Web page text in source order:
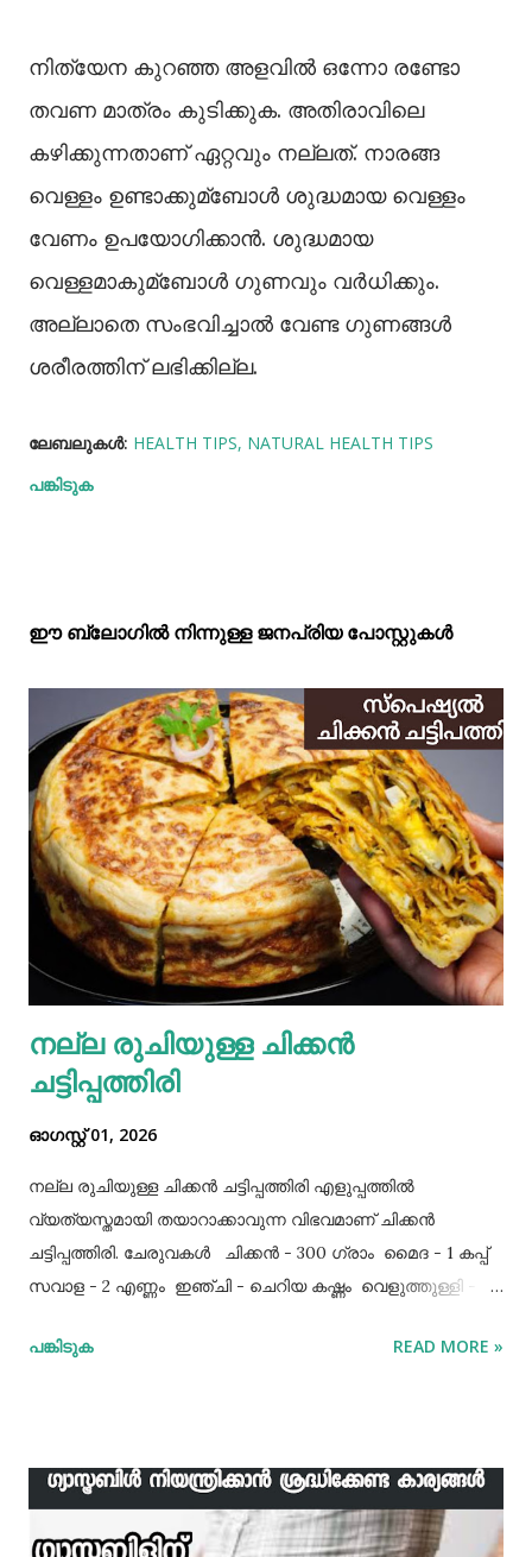
നിത്യേന കുറഞ്ഞ അളവിൽ ഒന്നോ രണ്ടോ
തവണ മാത്രം കുടിക്കുക. അതിരാവിലെ
കഴിക്കുന്നതാണ് ഏറ്റവും നല്ലത്. നാരങ്ങ
വെള്ളം ഉണ്ടാക്കുമ്ബോള്‍ ശുദ്ധമായ വെള്ളം
വേണം ഉപയോഗിക്കാന്‍. ശുദ്ധമായ
വെള്ളമാകുമ്ബോള്‍ ഗുണവും വര്‍ധിക്കും.
അല്ലാതെ സംഭവിച്ചാല്‍ വേണ്ട ഗുണങ്ങള്‍
ശരീരത്തിന് ലഭിക്കില്ല.
ലേബലുകള്‍: HEALTH TIPS NATURAL HEALTH TIPS
പങ്കിടുക
ഈ ബ്ലോഗിൽ നിന്നുള്ള ജനപ്രിയ പോസ്റ്റുകള്‍‌
നല്ല രുചിയുള്ള ചിക്കൻ
ചട്ടിപ്പത്തിരി
ഓഗസ്റ്റ് 01, 2026
നല്ല രുചിയുള്ള ചിക്കൻ ചട്ടിപ്പത്തിരി എളുപ്പത്തിൽ
വ്യത്യസ്തമായി തയാറാക്കാവുന്ന വിഭവമാണ് ചിക്കൻ
ചട്ടിപ്പത്തിരി. ചേരുവകൾ ചിക്കൻ - 300 ഗ്രാം മൈദ - 1 കപ്പ്‌
സവാള - 2 എണ്ണം ഇഞ്ചി - ചെറിയ കഷ്ണം വെളുത്തുള്ളി - 5
വിധം ചിക്കൻ കുറച്ച് ഉപ്പും കുരുമുളകുപൊടിയും
ഇഞ്ചി വെളുത്തുള്ളി, സവാള എന്നിവ ചേർത്ത് വഴറ്റാം.
ഇതിൽ പൊടികളെല്ലാം ചേർത്ത് ചൂടാക്കിയശേഷം വേവിച്ച്
മാറ്റിവച്ച ചിക്കൻ ചേർത്ത് ഒന്ന് ഇളകിയെടുക്കാം. ഇനി ഒരു
പങ്കിടുക READ MORE »